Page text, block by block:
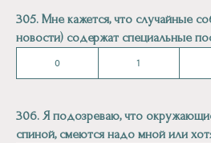
305. Мне кажется, что случайные
новости) содержат специальные
0 1
306. Я подозреваю, что
спиной, смеются надо мной или